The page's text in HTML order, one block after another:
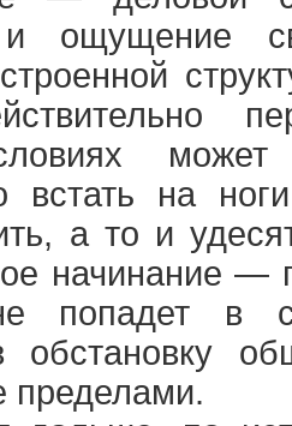
ощущение
встать на
а то и
начинание —
попадет в
обстановку
пределами.